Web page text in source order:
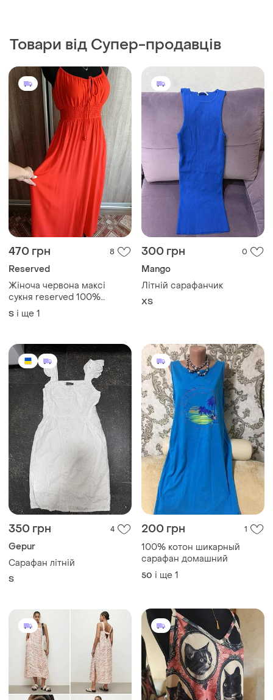
Товари від Супер-продавців
470 грн 8
Reserved
Жіноча червона максі
сукня reserved 100%
віскоза довгий сарафан на
бретелях розмір с м
S і ще 1
300 грн 0
Mango
Літній сарафанчик
ХS
350 грн 4
Gepur
Сарафан літній
S
200 грн 1
100% котон шикарный
сарафан домашний
50 і ще 1